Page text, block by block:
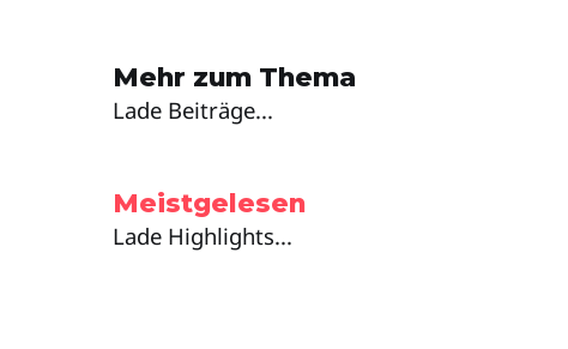
Mehr zum Thema
Lade Beiträge...
Meistgelesen
Lade Highlights...